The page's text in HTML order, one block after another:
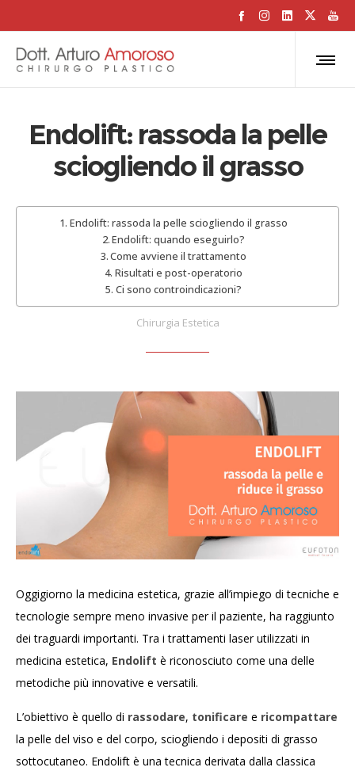
Endolift: rassoda la pelle
sciogliendo il grasso
Endolift: rassoda la pelle sciogliendo il grasso
Endolift: quando eseguirlo?
Come avviene il trattamento
Risultati e post-operatorio
Ci sono controindicazioni?
Chirurgia Estetica
Oggigiorno la medicina estetica, grazie all’impiego di tecniche e
tecnologie sempre meno invasive per il paziente, ha raggiunto
dei traguardi importanti. Tra i trattamenti laser utilizzati in
medicina estetica, Endolift è riconosciuto come una delle
metodiche più innovative e versatili.
L’obiettivo è quello di rassodare, tonificare e ricompattare
la pelle del viso e del corpo, sciogliendo i depositi di grasso
sottocutaneo. Endolift è una tecnica derivata dalla classica